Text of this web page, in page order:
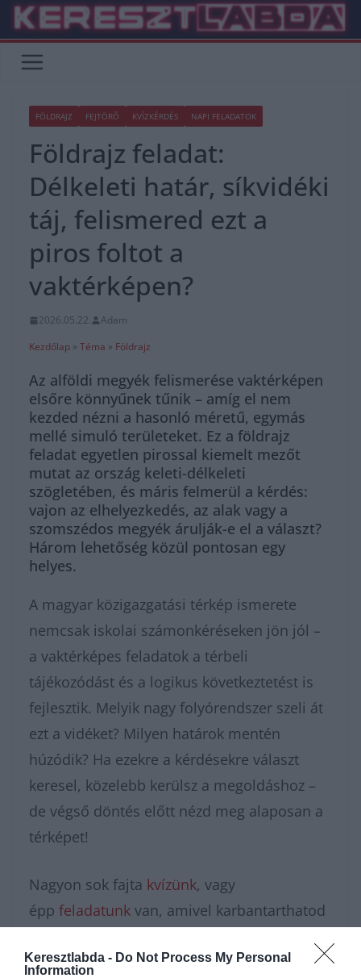
Keresztlabda - Do Not Process My Personal
Information
Skip
content
FÖLDRAJZ FEJTÖRŐ KVÍZKÉRDÉS NAPI FELADATOK
Földrajz feladat:
Délkeleti határ, síkvidéki
táj, felismered ezt a
piros foltot a
vaktérképen?
2026.05.22.
Adam
Kezdőlap » Téma » Földrajz
Az alföldi megyék felismerése vaktérképen
elsőre könnyűnek tűnik – amíg el nem
kezded nézni a hasonló méretű, egymás
mellé simuló területeket. Ez a földrajz
feladat egyetlen pirossal kiemelt mezőt
mutat az ország keleti-délkeleti
szögletében, és máris felmerül a kérdés:
vajon az elhelyezkedés, az alak vagy a
szomszédos megyék árulják-e el a választ?
Három lehetőség közül pontosan egy
helyes.
A magyar közigazgatási térkép ismerete
nemcsak iskolai számonkéréseken jön jól –
a vaktérképes feladatok a térbeli
tájékozódást és a logikus következtetést is
fejlesztik. Melyik nagy folyórendszer szeli át
ezt a vidéket? Milyen határok mentén
húzódik? Ha ezekre a kérdésekre választ
keresel, közelebb kerülsz a megoldáshoz –
de végső döntés előtt nézd meg alaposan a
térképet!
Nagyon sok fajta kvízünk, vagy
épp feladatunk van, amivel karbantarthatod
és továbbiérdekes napi